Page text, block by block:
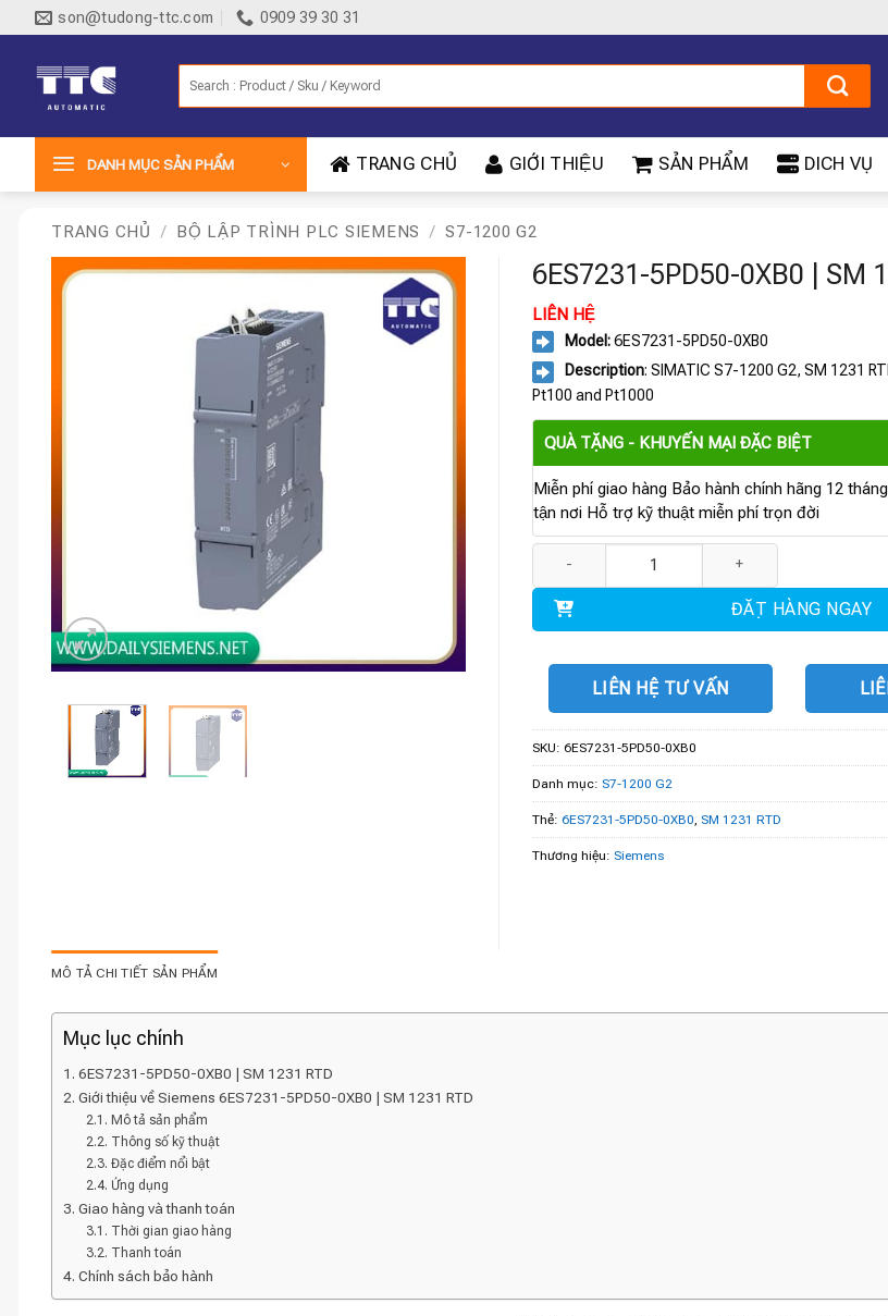
qua
son@tudong-ttc.com 0909 39 30 31
DANH MỤC SẢN PHẨM TRANG CHỦ GIỚI THIỆU SẢN PHẨM DICH VỤ
TRANG CHỦ / BỘ LẬP TRÌNH PLC SIEMENS / S7-1200 G2
6ES7231-5PD50-0XB0 | SM
LIÊN HỆ
Model:6ES7231-5PD50-0XB0
Description: SIMATIC S7-1200 G2, SM 1231
Pt100 and Pt1000
QUÀ TẶNG - KHUYẾN MẠI ĐẶC BIỆT
Miễn phí giao hàng Bảo hành chính hãng 12
tận nơi Hỗ trợ kỹ thuật miễn phí trọn đời
ĐẶT HÀNG NGAY
LIÊN HỆ TƯ VẤN
SKU: 6ES7231-5PD50-0XB0
Danh mục: S7-1200 G2
Thẻ: 6ES7231-5PD50-0XB0 SM 1231 RTD
Thương hiệu: Siemens
MÔ TẢ CHI TIẾT SẢN PHẨM
Mục lục chính
6ES7231-5PD50-0XB0 | SM 1231 RTD
Giới thiệu về Siemens 6ES7231-5PD50-0XB0 | SM 1231 RTD
Mô tả sản phẩm
Thông số kỹ thuật
Đặc điểm nổi bật
Ứng dụng
Giao hàng và thanh toán
Thời gian giao hàng
Thanh toán
Chính sách bảo hành